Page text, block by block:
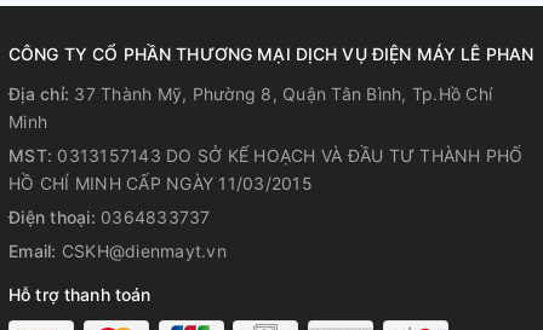
CÔNG TY CỔ PHẦN THƯƠNG MẠI DỊCH VỤ ĐIỆN MÁY LÊ PHAN
Địa chỉ: 37 Thành Mỹ, Phường 8, Quận Tân Bình, Tp.Hồ Chí
Minh
MST: 0313157143 DO SỞ KẾ HOẠCH VÀ ĐẦU TƯ THÀNH PHỐ
HỒ CHÍ MINH CẤP NGÀY 11/03/2015
Điện thoại: 0364833737
Email: CSKH@dienmayt.vn
Hỗ trợ thanh toán